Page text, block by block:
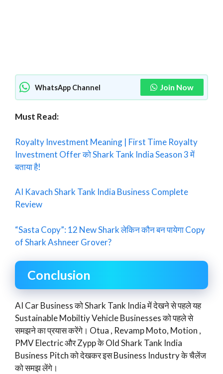
WhatsApp Channel Join Now
Must Read:
Royalty Investment Meaning | First Time Royalty
Investment Offer को Shark Tank India Season 3 में
बताया है!
AI Kavach Shark Tank India Business Complete
Review
“Sasta Copy”: 12 New Shark लेकिन कौन बन पायेगा Copy
of Shark Ashneer Grover?
Conclusion
AI Car Business को Shark Tank India में देखने से पहले यह
Sustainable Mobiltiy Vehicle Businesses को पहले से
समझने का प्रयास करेंगे। Otua , Revamp Moto, Motion ,
PMV Electric और Zypp के Old Shark Tank India
Business Pitch को देखकर इस Business Industry के चैलेंज
को समझ लेंगे।